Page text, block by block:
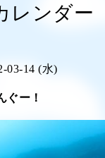
レンダー
03-14 (水)
ぐー！